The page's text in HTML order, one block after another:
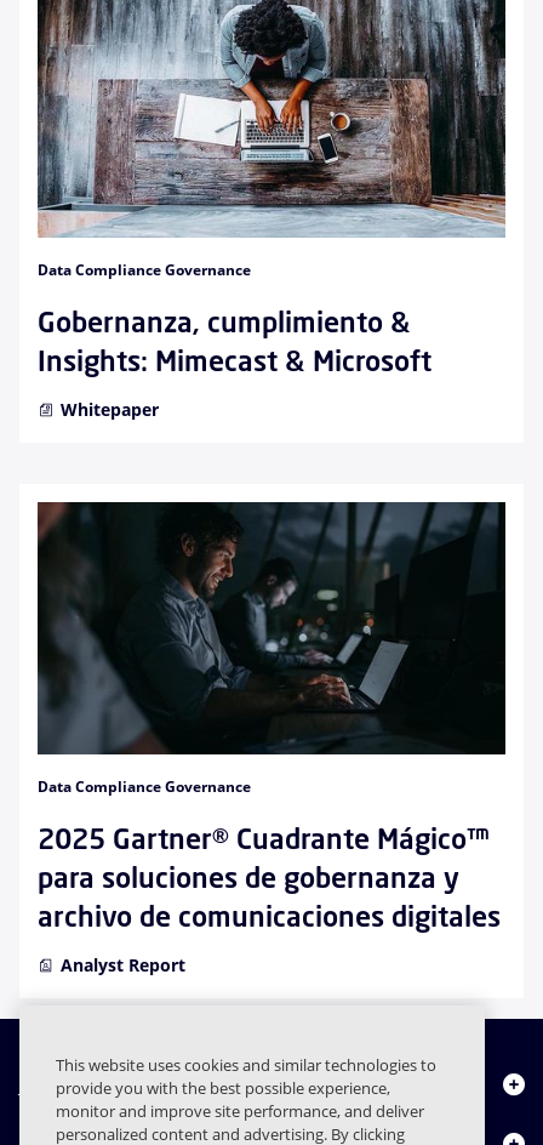
Data Compliance Governance
Gobernanza, cumplimiento &
Insights: Mimecast & Microsoft
Whitepaper
Data Compliance Governance
2025 Gartner® Cuadrante Mágico™
para soluciones de gobernanza y
archivo de comunicaciones digitales
Analyst Report
Quiénes somos
This website uses cookies and similar technologies to
provide you with the best possible experience,
monitor and improve site performance, and deliver
personalized content and advertising. By clicking